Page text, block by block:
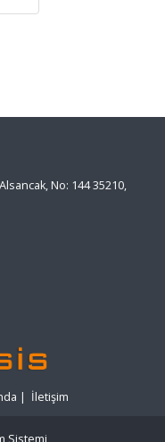
No: 144 35210,
| İletişim
Sistemi